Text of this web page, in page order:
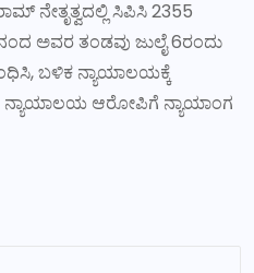
ನೇತೃತ್ವದಲ್ಲಿ ಸಿಪಿಸಿ 2355
ಅವರ ತಂಡವು ಜುಲೈ 6ರಂದು
ಬಳಿಕ ನ್ಯಾಯಾಲಯಕ್ಕೆ
ನ್ಯಾಯಾಲಯ ಆರೋಪಿಗೆ ನ್ಯಾಯಾಂಗ